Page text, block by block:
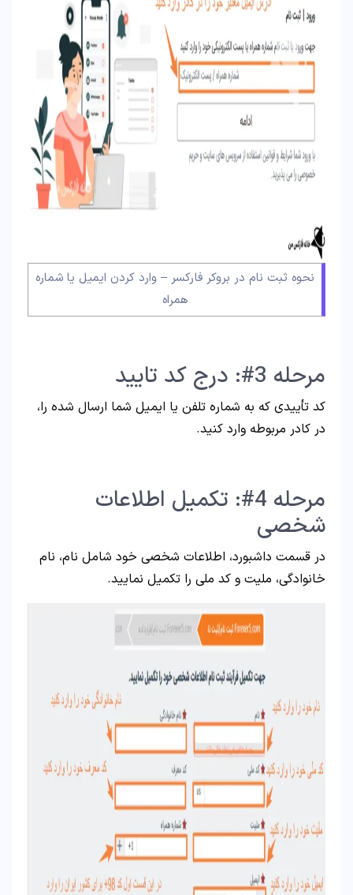
نحوه ثبت نام در بروکر فارکسر – وارد کردن ایمیل یا شماره
همراه
مرحله 3#: درج کد تایید
کد تأییدی که به شماره تلفن یا ایمیل شما ارسال شده را،
در کادر مربوطه وارد کنید.
مرحله 4#: تکمیل اطلاعات
شخصی
در قسمت داشبورد، اطلاعات شخصی خود شامل نام، نام
خانوادگی، ملیت و کد ملی را تکمیل نمایید.